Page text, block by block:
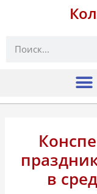
Поиск
в